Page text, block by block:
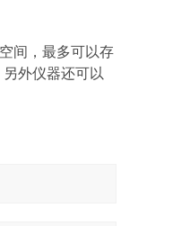
间，最多可以存
外仪器还可以